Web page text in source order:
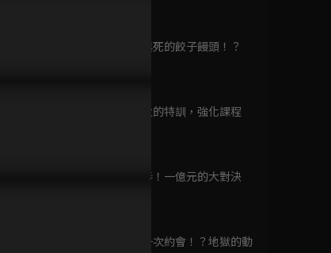
第11集 愛與死的餃子饅頭！？
第12集 師父的特訓，強化課程
第13集 新春！一億元的大對決
第14集 第一次約會！？地獄的動
已完結 / 共 18 集
Unnatural 法醫女王